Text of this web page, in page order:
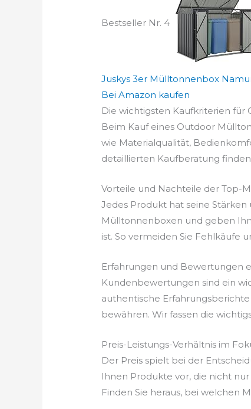
Bestseller Nr. 4
Juskys 3er Mülltonnenbox Namur
Bei Amazon kaufen
Die wichtigsten Kaufkriterien
Beim Kauf eines Outdoor
wie Materialqualität,
detaillierten Kaufberatung
Vorteile und Nachteile der Top-
Jedes Produkt hat seine
Mülltonnenboxen und geben
ist. So vermeiden Sie Fehlkäufe
Erfahrungen und Bewertungen
Kundenbewertungen sind ein
authentische
bewähren. Wir fassen die
Preis-Leistungs-Verhältnis im
Der Preis spielt bei der
Ihnen Produkte vor, die nicht
Finden Sie heraus, bei welchen